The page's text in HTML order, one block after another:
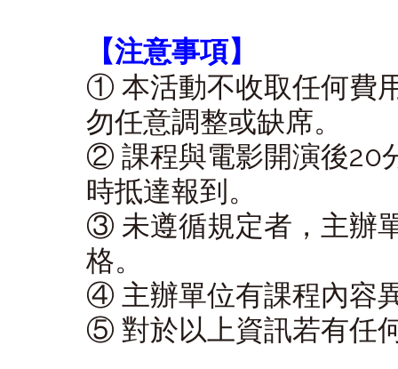
【注意事項】
① 本活動不收取任何費
勿任意調整或缺席。
② 課程與電影開演後20
時抵達報到。
③ 未遵循規定者，主辦
格。
④ 主辦單位有課程內容
⑤ 對於以上資訊若有任